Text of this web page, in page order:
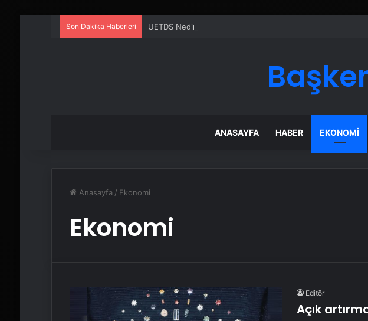
Son Dakika Haberleri UETDS Nedir ? Uetds.com İle Akıllı Dijital Taşımacılık Yazılımı
ANASAYFA HABER EKONOMI
Anasayfa / Ekonomi
Ekonomi
Editör
Açık